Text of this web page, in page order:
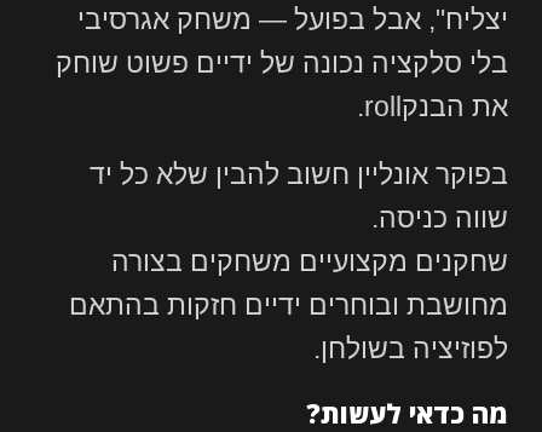
יצליח", אבל בפועל — משחק אגרסיבי
בלי סלקציה נכונה של ידיים פשוט שוחק
את הבנקroll.
בפוקר אונליין חשוב להבין שלא כל יד
שווה כניסה.
שחקנים מקצועיים משחקים בצורה
מחושבת ובוחרים ידיים חזקות בהתאם
לפוזיציה בשולחן.
מה כדאי לעשות?